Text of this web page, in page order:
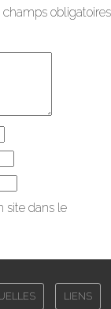
champs obligatoires
site dans le
LIENS